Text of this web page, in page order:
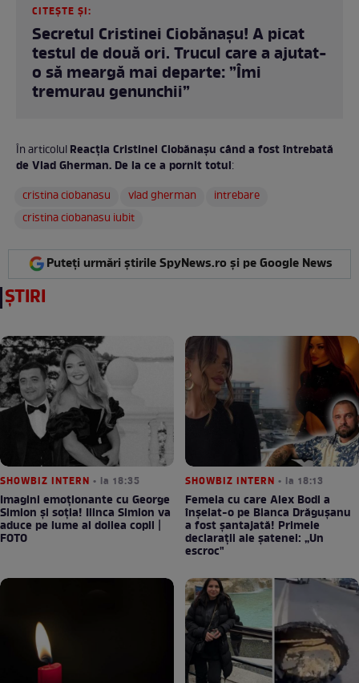
CITEȘTE ȘI:
Secretul Cristinei Ciobănașu! A picat
testul de două ori. Trucul care a ajutat-
o să meargă mai departe: ”Îmi
tremurau genunchii”
În articolulReacția Cristinei Ciobănașu când a fost întrebată
de Vlad Gherman. De la ce a pornit totul:
cristina ciobanasu
vlad gherman
intrebare
cristina ciobanasu iubit
Puteți urmări știrile SpyNews.ro și pe Google News
ȘTIRI
SHOWBIZ INTERN • la 18:35
Imagini emoționante cu George
Simion și soția! Ilinca Simion va
aduce pe lume al doilea copil |
FOTO
SHOWBIZ INTERN • la 18:13
Femeia cu care Alex Bodi a
înșelat-o pe Bianca Drăgușanu
a fost șantajată! Primele
declarații ale șatenei: „Un
escroc"